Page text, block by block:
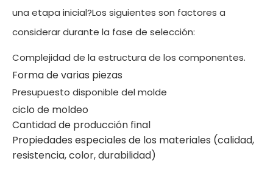
una etapa inicial?Los siguientes son factores a
considerar durante la fase de selección:
Complejidad de la estructura de los componentes.
Forma de varias piezas
Presupuesto disponible del molde
ciclo de moldeo
Cantidad de producción final
Propiedades especiales de los materiales (calidad,
resistencia, color, durabilidad)